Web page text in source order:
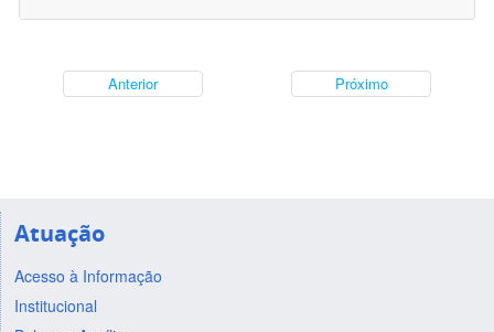
Anterior Próximo
Atuação
Acesso à Informação
Institucional